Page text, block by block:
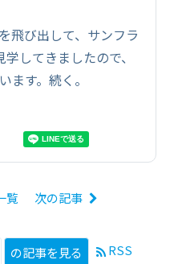
飛び出して、サンフラ
してきましたので、
ます。続く。
覧 次の記事
の記事を見る RSS